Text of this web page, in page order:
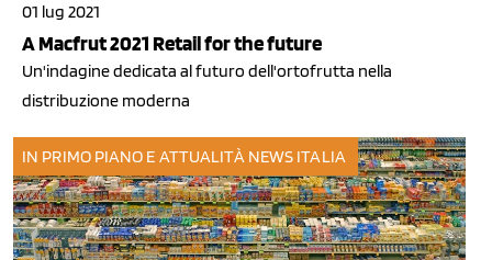
01 lug 2021
A Macfrut 2021 Retail for the future
Un'indagine dedicata al futuro dell'ortofrutta nella
distribuzione moderna
IN PRIMO PIANO E ATTUALITÀ NEWS ITALIA